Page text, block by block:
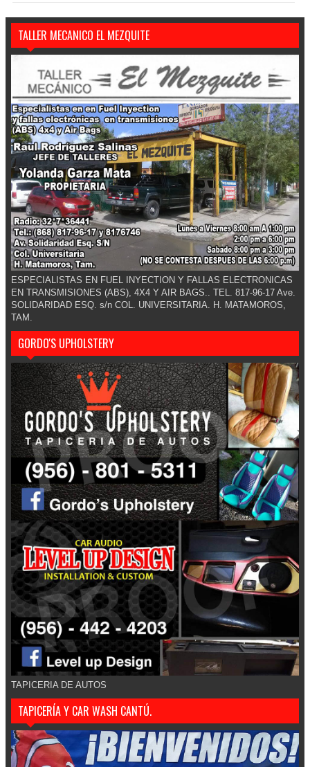
TALLER MECANICO EL MEZQUITE
ESPECIALISTAS EN FUEL INYECTION Y FALLAS ELECTRONICAS
EN TRANSMISIONES (ABS), 4X4 Y AIR BAGS.. TEL. 817-96-17 Ave.
SOLIDARIDAD ESQ. s/n COL. UNIVERSITARIA. H. MATAMOROS,
TAM.
GORDO'S UPHOLSTERY
TAPICERIA DE AUTOS
TAPICERÍA Y CAR WASH CANTÚ.